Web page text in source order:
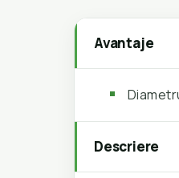
Avantaje
Descriere